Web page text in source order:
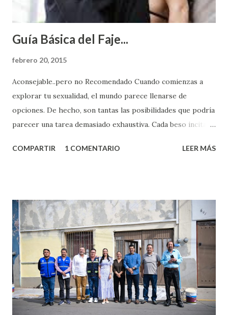
Guía Básica del Faje...
febrero 20, 2015
Aconsejable..pero no Recomendado Cuando comienzas a
explorar tu sexualidad, el mundo parece llenarse de
opciones. De hecho, son tantas las posibilidades que podría
parecer una tarea demasiado exhaustiva. Cada beso incita
partes de ti que jamás hubieras imaginado. El problema es
conoces ni la mitad de lo que deberías saber. Pero incluso
quienes ya han tenido relaciones sexuales no son expertos
o expertas en el tema. Siempre hay algo nuevo que
aprender y nuevas experiencias que conocer. Si eres una
chica y aún no has tenido relaciones sexuales, tal vez
pienses que el sexo será increíble y no puedas esperar para
experimentarlo, pero como cualquier persona con
experiencia te dirá, siempre es mejor cuando ambas partes
COMPARTIR 1 COMENTARIO LEER MÁS